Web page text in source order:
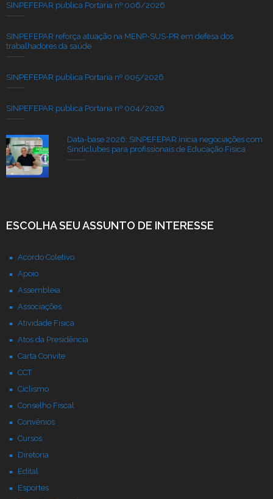
SINPEFEPAR publica Portaria nº 006/2026
SINPEFEPAR reforça atuação na MENP-SUS-PR em defesa dos
trabalhadores da saúde
SINPEFEPAR publica Portaria nº 005/2026
SINPEFEPAR publica Portaria nº 004/2026
Data-base 2026: SINPEFEPAR inicia negociações com
Sindiclubes para profissionais de Educação Física
ESCOLHA SEU ASSUNTO DE INTERESSE
Acordo Coletivo
Apoio
Assembleia
Associações
Atividade Física
Atos da Presidência
Carta Convite
CCT
Ciclismo
Conselho Fiscal
Convênios
Cursos
Diretoria
Edital
Esportes